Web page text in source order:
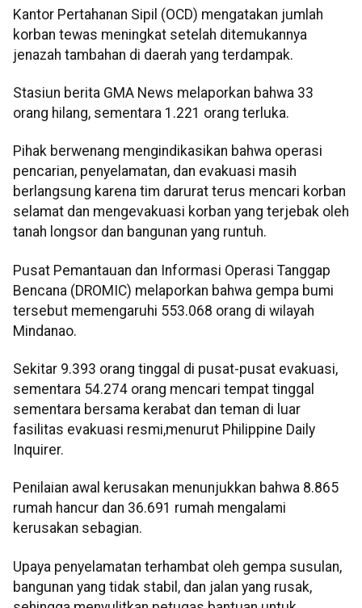
Kantor Pertahanan Sipil (OCD) mengatakan jumlah
korban tewas meningkat setelah ditemukannya
jenazah tambahan di daerah yang terdampak.
Stasiun berita GMA News melaporkan bahwa 33
orang hilang, sementara 1.221 orang terluka.
Pihak berwenang mengindikasikan bahwa operasi
pencarian, penyelamatan, dan evakuasi masih
berlangsung karena tim darurat terus mencari korban
selamat dan mengevakuasi korban yang terjebak oleh
tanah longsor dan bangunan yang runtuh.
Pusat Pemantauan dan Informasi Operasi Tanggap
Bencana (DROMIC) melaporkan bahwa gempa bumi
tersebut memengaruhi 553.068 orang di wilayah
Mindanao.
Sekitar 9.393 orang tinggal di pusat-pusat evakuasi,
sementara 54.274 orang mencari tempat tinggal
sementara bersama kerabat dan teman di luar
fasilitas evakuasi resmi,menurut Philippine Daily
Inquirer.
Penilaian awal kerusakan menunjukkan bahwa 8.865
rumah hancur dan 36.691 rumah mengalami
kerusakan sebagian.
Upaya penyelamatan terhambat oleh gempa susulan,
bangunan yang tidak stabil, dan jalan yang rusak,